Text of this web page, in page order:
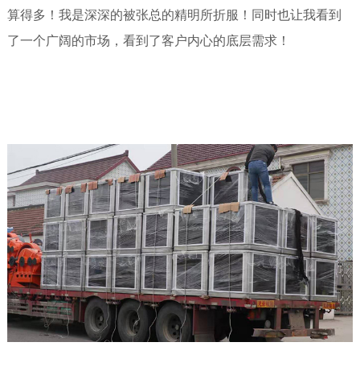
算得多！我是深深的被张总的精明所折服！同时也让我看到
了一个广阔的市场，看到了客户内心的底层需求！